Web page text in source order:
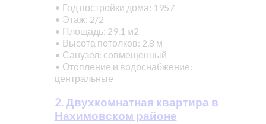
• Год постройки дома: 1957
• Этаж: 2/2
• Площадь: 29.1 м2
• Высота потолков: 2,8 м
• Санузел: совмещенный
• Отопление и водоснабжение:
центральные
2. Двухкомнатная квартира в
Нахимовском районе